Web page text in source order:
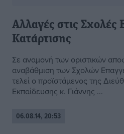
Αλλαγές στις Σχολές
Κατάρτισης
Σε αναμονή των οριστικών
αναβάθμιση των Σχολών
τελεί ο προϊστάμενος της
Εκπαίδευσης κ. Γιάννης ...
06.08.14, 20:53